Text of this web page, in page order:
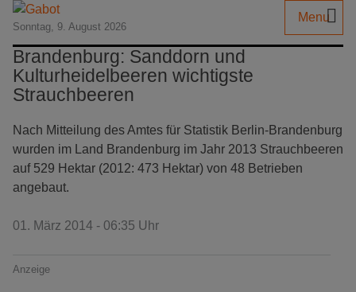
Sonntag, 9. August 2026
Menu
Brandenburg: Sanddorn und
Kulturheidelbeeren wichtigste
Strauchbeeren
Nach Mitteilung des Amtes für Statistik Berlin-Brandenburg
wurden im Land Brandenburg im Jahr 2013 Strauchbeeren
auf 529 Hektar (2012: 473 Hektar) von 48 Betrieben
angebaut.
01. März 2014 - 06:35 Uhr
Anzeige